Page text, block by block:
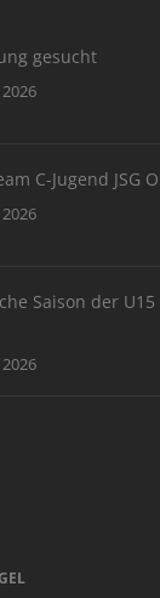
gesucht
C-Jugend JSG
Saison der